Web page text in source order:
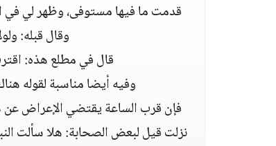
قدمت ما فيها مستوفى، وظهر لي في
وقال قبله:
قال في مطلع هذه:
وفيه أيضا مناسبة لقوله
نزلت قيل لبعض الصحابة: هلا سألت